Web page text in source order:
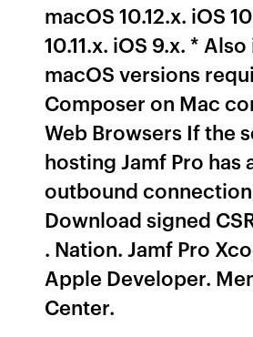
macOS 10.12.x. iOS
10.11.x. iOS 9.x. *
macOS versions
Composer on Mac
Web Browsers If the
hosting Jamf Pro has
outbound
Download signed
. Nation. Jamf Pro
Apple Developer.
Center.